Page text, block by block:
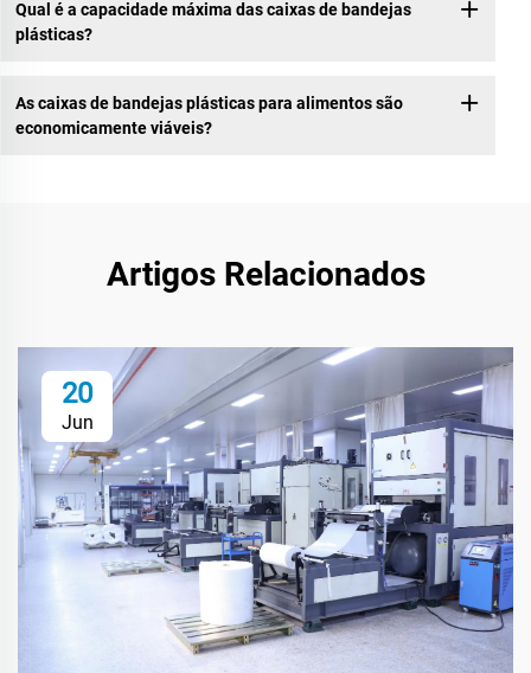
Qual é a capacidade máxima das caixas de bandejas
plásticas?
As caixas de bandejas plásticas para alimentos são
economicamente viáveis?
Artigos Relacionados
20
Jun